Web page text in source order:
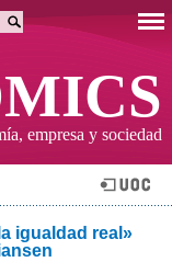
empresa y sociedad
igualdad real»